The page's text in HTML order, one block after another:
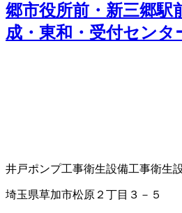
郷市役所前・新三郷駅
成・東和・受付センタ
井戸ポンプ工事衛生設備工事衛生
埼玉県草加市松原２丁目３－５